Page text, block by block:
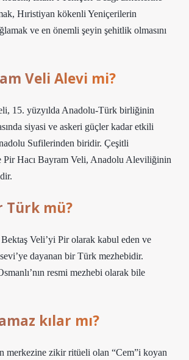
Hıristiyan kökenli Yeniçerilerin
ve en önemli şeyin şehitlik olmasını
Veli Alevi mi?
15. yüzyılda Anadolu-Türk birliğinin
siyasi ve askeri güçler kadar etkili
Sufilerinden biridir. Çeşitli
Pir Hacı Bayram Veli, Anadolu Aleviliğinin
Türk mü?
Veli’yi Pir olarak kabul eden ve
dayanan bir Türk mezhebidir.
resmi mezhebi olarak bile
kılar mı?
merkezine zikir ritüeli olan “Cem”i koyan